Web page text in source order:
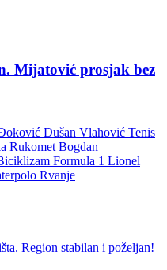
Mijatović prosjak bez
Dušan Vlahović Tenis
Rukomet Bogdan
Formula 1 Lionel
Rvanje